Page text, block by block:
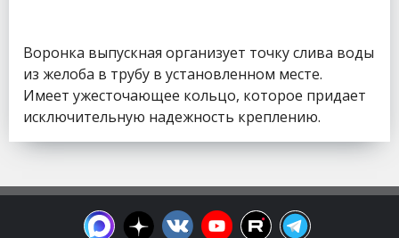
Воронка выпускная организует точку слива воды
из желоба в трубу в установленном месте.
Имеет ужесточающее кольцо, которое придает
исключительную надежность креплению.